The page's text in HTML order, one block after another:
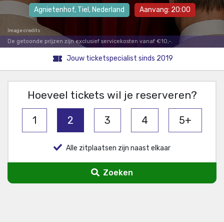
Agnietenhof, Tiel , Nederland Aanvang: 20:00
Image credits
De getoonde prijzen zijn exclusief servicekosten vanaf €10,-.
Jouw ticketspecialist sinds 2019
Hoeveel tickets wil je reserveren?
1 2 3 4 5+
Alle zitplaatsen zijn naast elkaar
Zoeken